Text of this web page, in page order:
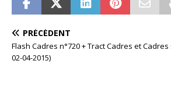
PRÉCÉDENT
Flash Cadres n°720 + Tract Cadres et
02-04-2015)